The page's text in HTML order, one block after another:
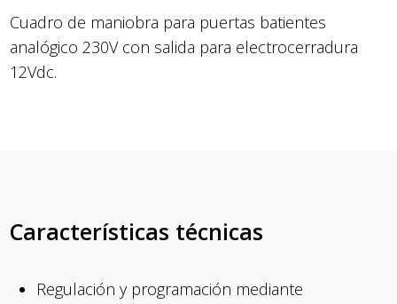
Cuadro de maniobra para puertas batientes
analógico 230V con salida para electrocerradura
12Vdc.
Características técnicas
Regulación y programación mediante